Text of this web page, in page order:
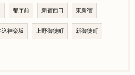
都庁前 新宿西口 東新宿
込神楽坂 上野御徒町 新御徒町